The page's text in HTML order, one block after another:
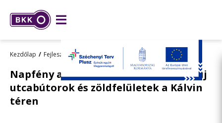
Kezdőlap Fejlesztések Összes fejlesztésünk
Napfény a Fővám téri peronszinten, új
utcabútorok és zöldfelületek a Kálvin
téren